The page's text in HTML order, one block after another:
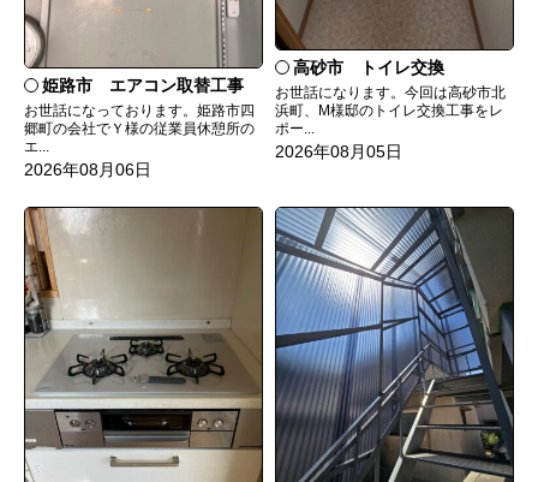
姫路市 エアコン取替工事
お世話になっております。姫路市四
郷町の会社でＹ様の従業員休憩所の
エ...
2026年08月06日
高砂市 トイレ交換
お世話になります。今回は高砂市北
浜町、M様邸のトイレ交換工事をレ
ポー...
2026年08月05日